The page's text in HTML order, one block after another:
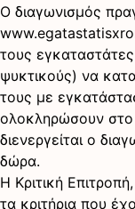
Ο διαγωνισμός
τους
ψυκτικούς) να
τους με
ολοκληρώσουν στο
διενεργείται ο
δώρα.
Η Κριτική
τα κριτήρια που